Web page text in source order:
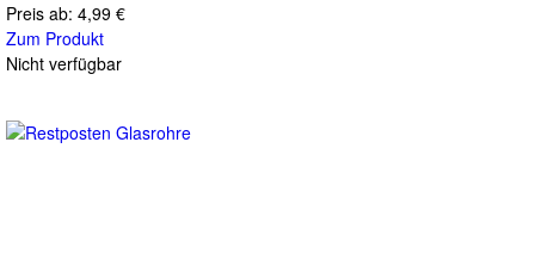
Preis ab: 4,99 €
Zum Produkt
Nicht verfügbar